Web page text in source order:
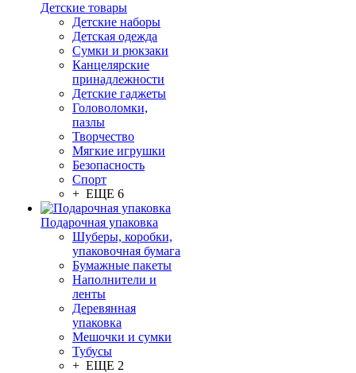
Детские товары
Детские наборы
Детская одежда
Сумки и рюкзаки
Канцелярские
принадлежности
Детские гаджеты
Головоломки,
пазлы
Творчество
Мягкие игрушки
Безопасность
Спорт
+ ЕЩЕ 6
Подарочная упаковка
Шуберы, коробки,
упаковочная бумага
Бумажные пакеты
Наполнители и
ленты
Деревянная
упаковка
Мешочки и сумки
Тубусы
+ ЕЩЕ 2